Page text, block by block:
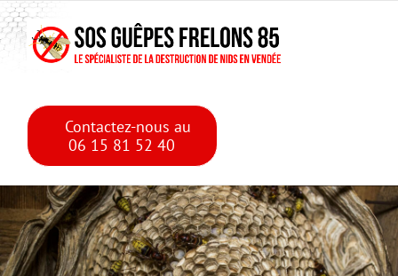
Skip to main content
Skip
to
content
Contactez-nous au
06 15 81 52 40